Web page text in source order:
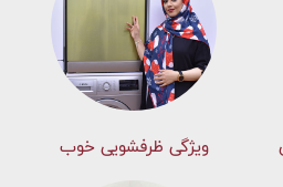
ویژگی ظرفشویی خوب